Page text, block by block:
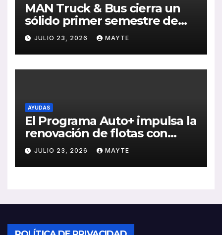
MAN Truck & Bus cierra un
sólido primer semestre de
2026 con crecimiento en
ventas, pedidos y
rentabilidad
JULIO 23, 2026 MAYTE
AYUDAS
El Programa Auto+ impulsa la
renovación de flotas con
ayudas a vehículos eléctricos
ligeros
JULIO 23, 2026 MAYTE